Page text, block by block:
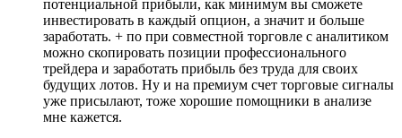
потенциальной прибыли, как минимум вы сможете
инвестировать в каждый опцион, а значит и больше
заработать. + по при совместной торговле с аналитиком
можно скопировать позиции профессионального
трейдера и заработать прибыль без труда для своих
будущих лотов. Ну и на премиум счет торговые сигналы
уже присылают, тоже хорошие помощники в анализе
мне кажется.